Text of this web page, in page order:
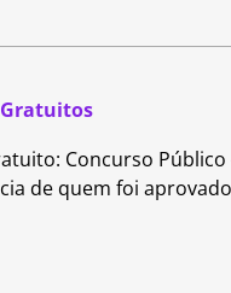
Concurso Público
de quem foi aprovado